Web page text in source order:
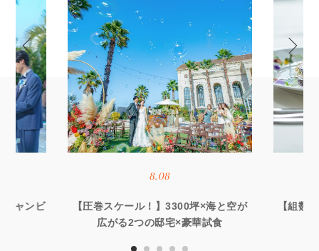
シャンビ
8.08
【圧巻スケール！】3300坪×海と空が
広がる2つの邸宅×豪華試食
【組数